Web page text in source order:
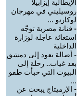
الإيطالية إيزابيلا
روسيليني في مهرجان
لوكارنو ...
- فنانة مصرية توجّه
استغاثة عاجلة لوزارة
الداخلية
- أصالة تعود إلى دمشق
بعد غياب.. رحلة إلى
البيوت التي خبأت طفو
...
- الإرميتاج يبحث عن